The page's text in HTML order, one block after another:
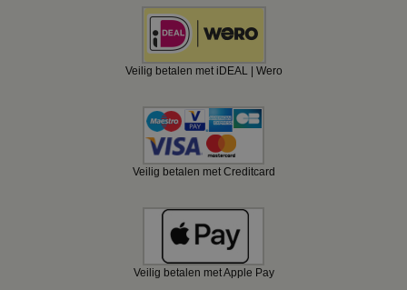
Veilig betalen met iDEAL | Wero
Veilig betalen met Creditcard
Veilig betalen met Apple Pay